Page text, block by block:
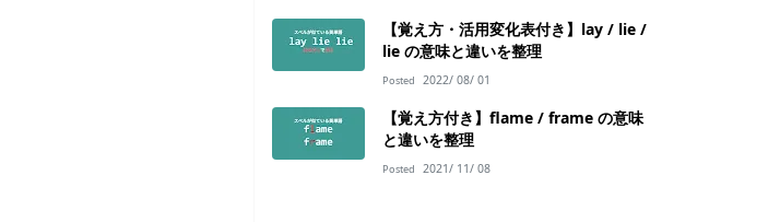
【覚え方・活用変化表付き】lay / lie /
lie の意味と違いを整理
Posted 2022/ 08/ 01
【覚え方付き】flame / frame の意味
と違いを整理
Posted 2021/ 11/ 08